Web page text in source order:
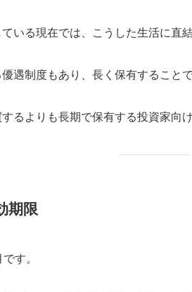
いる現在では、こうした生活に直
遇制度もあり、長く保有すること
るよりも長期で保有する投資家向
期限
す。